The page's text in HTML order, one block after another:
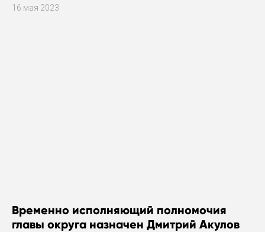
16 мая 2023
Временно исполняющий полномочия
главы округа назначен Дмитрий Акулов